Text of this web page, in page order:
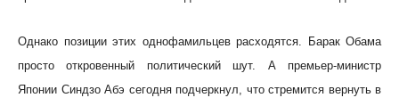
Однако позиции этих однофамильцев расходятся. Барак Обама
просто откровенный политический шут. А премьер-министр
Японии Синдзо Абэ сегодня подчеркнул, что стремится вернуть в